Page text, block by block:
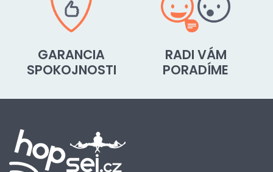
GARANCIA
SPOKOJNOSTI
RADI VÁM
PORADÍME